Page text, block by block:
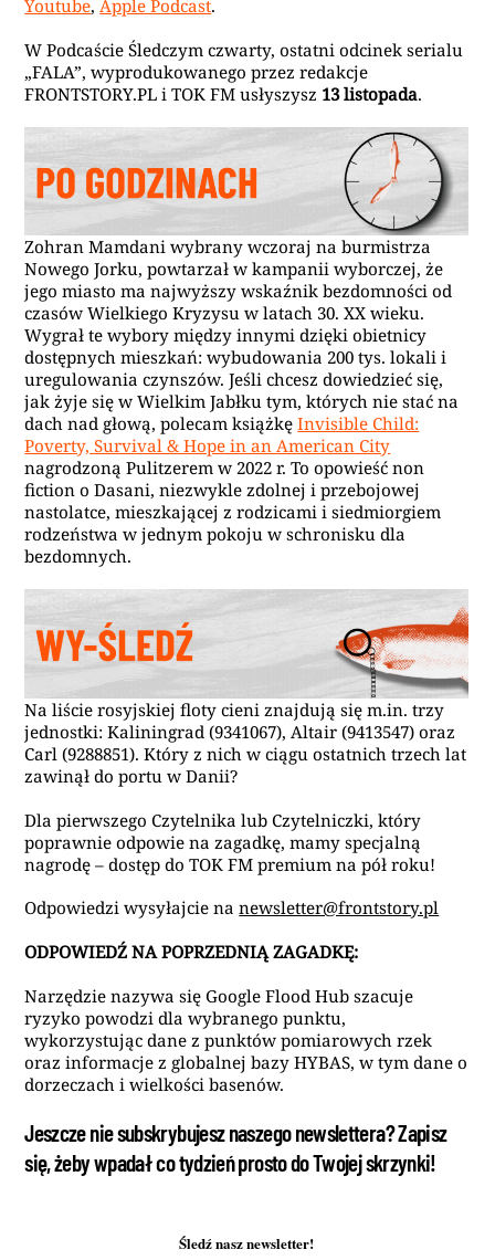
Youtube,Apple Podcast.
W Podcaście Śledczym czwarty, ostatni odcinek serialu
„FALA”, wyprodukowanego przez redakcje
FRONTSTORY.PL i TOK FM usłyszysz 13 listopada.
Zohran Mamdani wybrany wczoraj na burmistrza
Nowego Jorku, powtarzał w kampanii wyborczej, że
jego miasto ma najwyższy wskaźnik bezdomności od
czasów Wielkiego Kryzysu w latach 30. XX wieku.
Wygrał te wybory między innymi dzięki obietnicy
dostępnych mieszkań: wybudowania 200 tys. lokali i
uregulowania czynszów. Jeśli chcesz dowiedzieć się,
jak żyje się w Wielkim Jabłku tym, których nie stać na
dach nad głową, polecam książkęInvisible Child:
Poverty, Survival & Hope in an American City
nagrodzoną Pulitzerem w 2022 r. To opowieść non
fiction o Dasani, niezwykle zdolnej i przebojowej
nastolatce, mieszkającej z rodzicami i siedmiorgiem
rodzeństwa w jednym pokoju w schronisku dla
bezdomnych.
Na liście rosyjskiej floty cieni znajdują się m.in. trzy
jednostki: Kaliningrad (9341067), Altair (9413547) oraz
Carl (9288851). Który z nich w ciągu ostatnich trzech lat
zawinął do portu w Danii?
Dla pierwszego Czytelnika lub Czytelniczki, który
poprawnie odpowie na zagadkę, mamy specjalną
nagrodę – dostęp do TOK FM premium na pół roku!
Odpowiedzi wysyłajcie nanewsletter@frontstory.pl
ODPOWIEDŹ NA POPRZEDNIĄ ZAGADKĘ:
Narzędzie nazywa się Google Flood Hub szacuje
ryzyko powodzi dla wybranego punktu,
wykorzystując dane z punktów pomiarowych rzek
oraz informacje z globalnej bazy HYBAS, w tym dane o
dorzeczach i wielkości basenów.
Jeszcze nie subskrybujesz naszego newslettera? Zapisz
się, żeby wpadał co tydzień prosto do Twojej skrzynki!
Śledź nasz newsletter!